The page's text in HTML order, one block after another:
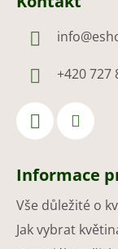
info@
+420 727
Informace
Vše důležité o
Jak vybrat